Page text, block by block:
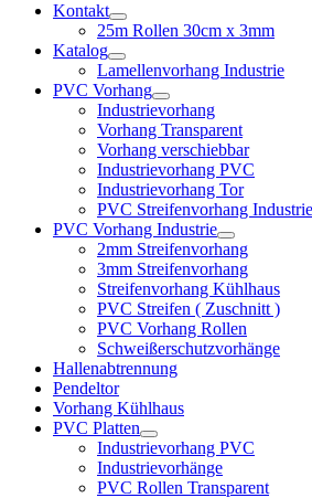
Kontakt
25m Rollen 30cm x 3mm
Katalog
Lamellenvorhang Industrie
PVC Vorhang
Industrievorhang
Vorhang Transparent
Vorhang verschiebbar
Industrievorhang PVC
Industrievorhang Tor
PVC Streifenvorhang Industrie
PVC Vorhang Industrie
2mm Streifenvorhang
3mm Streifenvorhang
Streifenvorhang Kühlhaus
PVC Streifen ( Zuschnitt )
PVC Vorhang Rollen
Schweißerschutzvorhänge
Hallenabtrennung
Pendeltor
Vorhang Kühlhaus
PVC Platten
Industrievorhang PVC
Industrievorhänge
PVC Rollen Transparent